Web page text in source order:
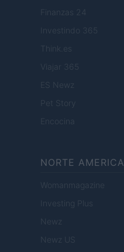
Finanzas 24
Investindo 365
Think.es
Viajar 365
ES Newz
Pet Story
Encocina
NORTE AMERICA
Womanmagazine
Investing Plus
Newz
Newz US